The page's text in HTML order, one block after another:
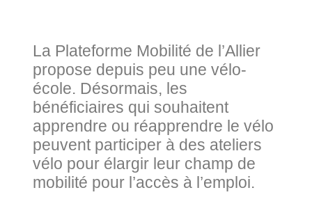
La Plateforme Mobilité de l’Allier
propose depuis peu une vélo-
école. Désormais, les
bénéficiaires qui souhaitent
apprendre ou réapprendre le vélo
peuvent participer à des ateliers
vélo pour élargir leur champ de
mobilité pour l’accès à l’emploi.